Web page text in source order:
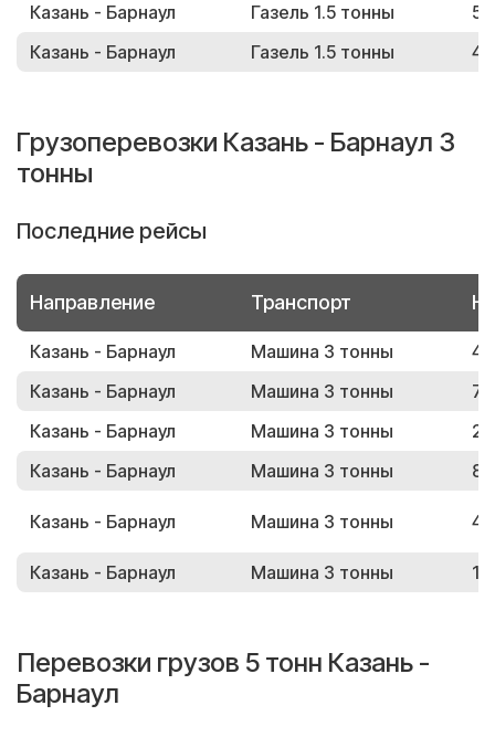
Казань - Барнаул
Газель 1.5 тонны
Казань - Барнаул
Газель 1.5 тонны
Грузоперевозки Казань - Барнаул 3
тонны
Последние рейсы
Направление Транспорт
Казань - Барнаул Машина 3 тонны
Казань - Барнаул
Машина 3 тонны
Казань - Барнаул
Машина 3 тонны
Казань - Барнаул
Машина 3 тонны
Казань - Барнаул Машина 3 тонны
Казань - Барнаул Машина 3 тонны
Перевозки грузов 5 тонн Казань -
Барнаул